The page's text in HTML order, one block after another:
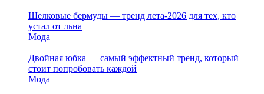
Шелковые бермуды — тренд лета-2026 для тех, кто
устал от льна
Мода
Двойная юбка — самый эффектный тренд, который
стоит попробовать каждой
Мода